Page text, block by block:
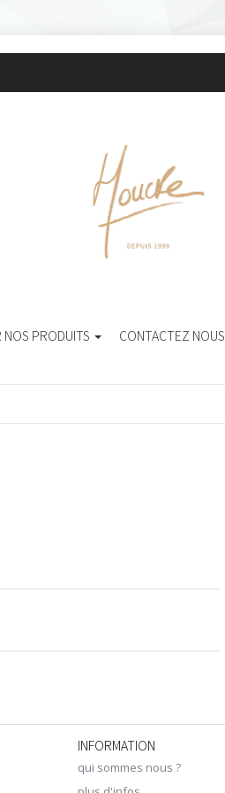
NOS PRODUITS CONTACTEZ NOUS
INFORMATION
qui sommes nous ?